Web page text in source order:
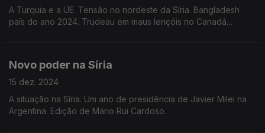
A Turquia e a UE. Tensão no nordeste da Síria. Bangladesh
país do ano 2024. Trudeau em maus lençóis no Canadá.
Novo poder na Síria
15 dez. 2024
A situação na Síria. Um ano de presidência de Javier Milei na
Argentina. Edição de Mário Rui Cardoso.